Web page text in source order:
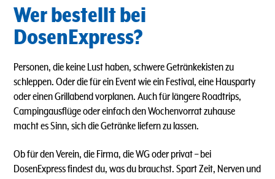
Wer bestellt bei
DosenExpress?
Personen, die keine Lust haben, schwere Getränkekisten zu
schleppen. Oder die für ein Event wie ein Festival, eine Hausparty
oder einen Grillabend vorplanen. Auch für längere Roadtrips,
Campingausflüge oder einfach den Wochenvorrat zuhause
macht es Sinn, sich die Getränke liefern zu lassen.
Ob für den Verein, die Firma, die WG oder privat – bei
DosenExpress findest du, was du brauchst. Spart Zeit, Nerven und